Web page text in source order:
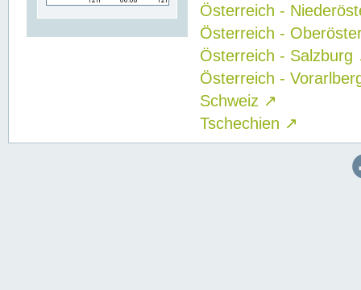
Österreich -
Österreich -
Österreich - Salzburg
Österreich -
Schweiz ↗
Tschechien ↗